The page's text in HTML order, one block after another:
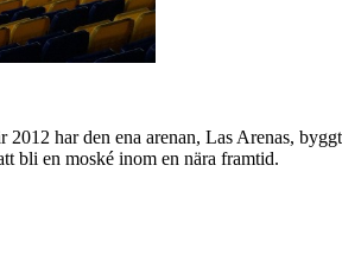
har den ena arenan, Las Arenas,
bli en moské inom en nära framtid.